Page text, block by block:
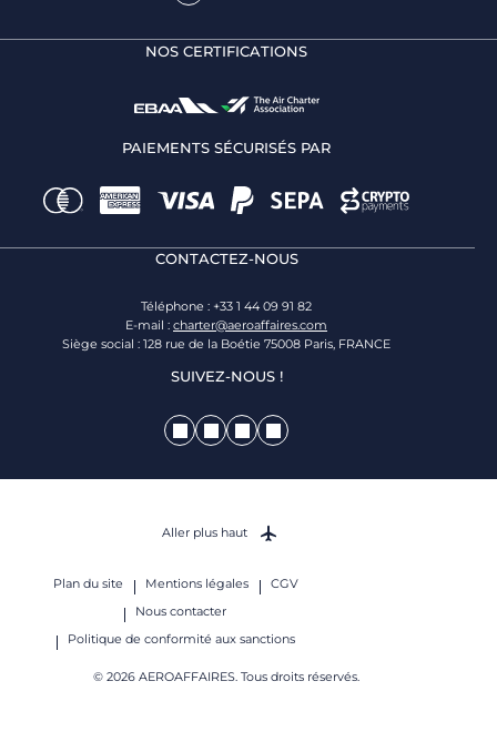
NOS CERTIFICATIONS
PAIEMENTS SÉCURISÉS PAR
CONTACTEZ-NOUS
Téléphone : +33 1 44 09 91 82
E-mail : charter@aeroaffaires.com
Siège social : 128 rue de la Boétie 75008 Paris, FRANCE
SUIVEZ-NOUS !
Plan du site Mentions légales
CGV
Nous contacter
Politique de conformité aux sanctions
© 2026 AEROAFFAIRES. Tous droits réservés.
Aller plus haut